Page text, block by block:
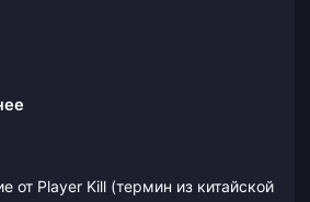
от Player Kill (термин из китайской